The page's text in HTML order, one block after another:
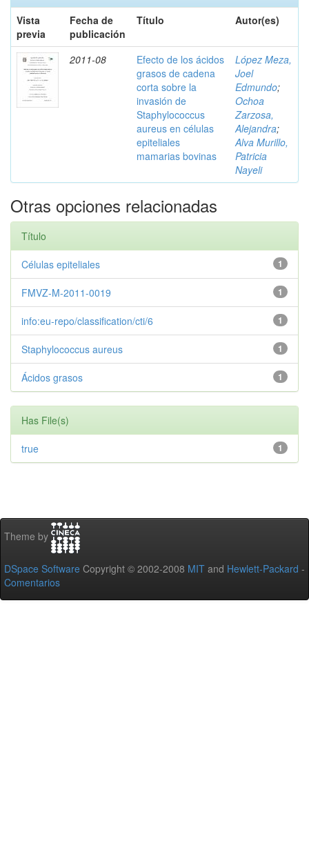
Vista
previa
Fecha de
publicación
Título Autor(es)
2011-08
Efecto de los ácidos
grasos de cadena
corta sobre la
invasión de
Staphylococcus
aureus en células
epiteliales
mamarias bovinas
López Meza,
Joel
Edmundo;
Ochoa
Zarzosa,
Alejandra;
Alva Murillo,
Patricia
Nayeli
Otras opciones relacionadas
Título
1
Células epiteliales
1
FMVZ-M-2011-0019
1
info:eu-repo/classification/cti/6
1
Staphylococcus aureus
1
Ácidos grasos
Has File(s)
1
true
Theme by
DSpace Software Copyright © 2002-2008 MIT and Hewlett-Packard -
Comentarios